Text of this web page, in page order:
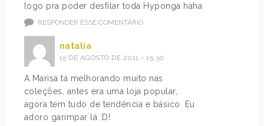
logo pra poder desfilar toda Hyponga haha
RESPONDER ESSE COMENTÁRIO
natalia
15 DE AGOSTO DE 2011 - 15:30
A Marisa tá melhorando muito nas
coleções, antes era uma loja popular,
agora tem tudo de tendência e básico. Eu
adoro garimpar lá :D!